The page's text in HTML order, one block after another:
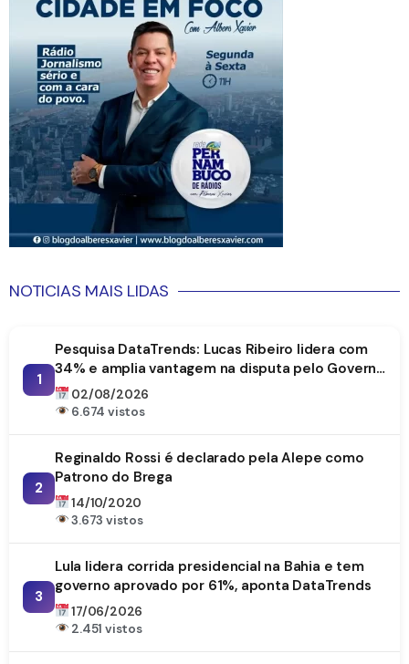
NOTICIAS MAIS LIDAS
1
Pesquisa DataTrends: Lucas Ribeiro lidera com
34% e amplia vantagem na disputa pelo Governo
da Paraíba
02/08/2026
6.674 vistos
2
Reginaldo Rossi é declarado pela Alepe como
Patrono do Brega
14/10/2020
3.673 vistos
3
Lula lidera corrida presidencial na Bahia e tem
governo aprovado por 61%, aponta DataTrends
17/06/2026
2.451 vistos